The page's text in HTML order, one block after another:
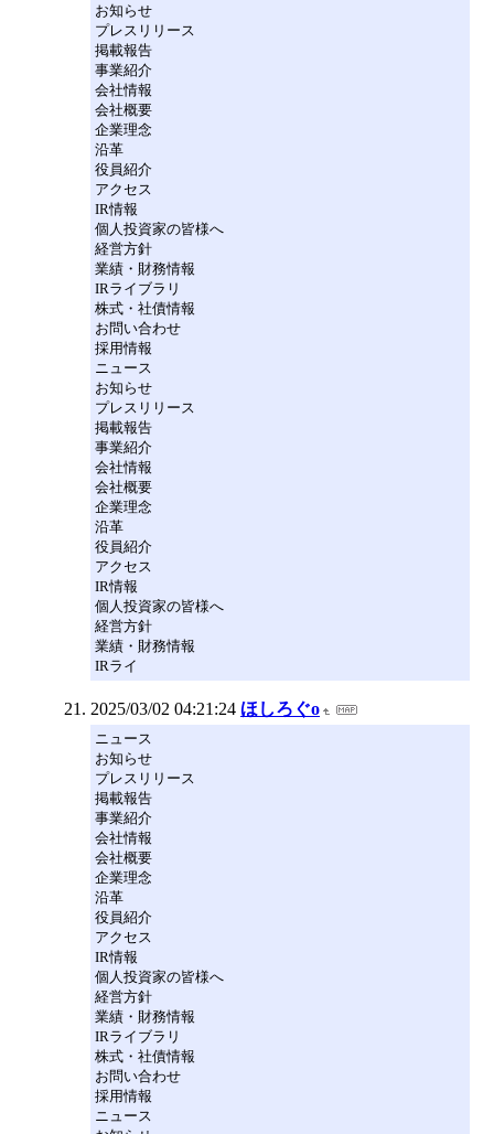
お知らせ
プレスリリース
掲載報告
事業紹介
会社情報
会社概要
企業理念
沿革
役員紹介
アクセス
IR情報
個人投資家の皆様へ
経営方針
業績・財務情報
IRライブラリ
株式・社債情報
お問い合わせ
採用情報
ニュース
お知らせ
プレスリリース
掲載報告
事業紹介
会社情報
会社概要
企業理念
沿革
役員紹介
アクセス
IR情報
個人投資家の皆様へ
経営方針
業績・財務情報
IRライ
2025/03/02 04:21:24 ほしろぐo
ニュース
お知らせ
プレスリリース
掲載報告
事業紹介
会社情報
会社概要
企業理念
沿革
役員紹介
アクセス
IR情報
個人投資家の皆様へ
経営方針
業績・財務情報
IRライブラリ
株式・社債情報
お問い合わせ
採用情報
ニュース